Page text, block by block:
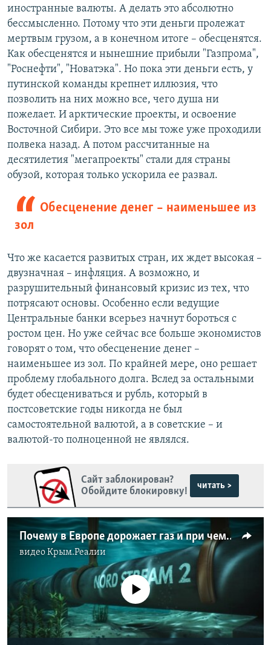
иностранные валюты. А делать это абсолютно
бессмысленно. Потому что эти деньги пролежат
мертвым грузом, а в конечном итоге – обесценятся.
Как обесценятся и нынешние прибыли "Газпрома",
"Роснефти", "Новатэка". Но пока эти деньги есть, у
путинской команды крепнет иллюзия, что
позволить на них можно все, чего душа ни
пожелает. И арктические проекты, и освоение
Восточной Сибири. Это все мы тоже уже проходили
полвека назад. А потом рассчитанные на
десятилетия "мегапроекты" стали для страны
обузой, которая только ускорила ее развал.
Обесценение денег – наименьшее из
зол
Что же касается развитых стран, их ждет высокая –
двузначная – инфляция. А возможно, и
разрушительный финансовый кризис из тех, что
потрясают основы. Особенно если ведущие
Центральные банки всерьез начнут бороться с
ростом цен. Но уже сейчас все больше экономистов
говорят о том, что обесценение денег –
наименьшее из зол. По крайней мере, оно решает
проблему глобального долга. Вслед за остальными
будет обесцениваться и рубль, который в
постсоветские годы никогда не был
самостоятельной валютой, а в советские – и
валютой-то полноценной не являлся.
Сайт заблокирован?
Обойдите блокировку!
читать >
Почему в Европе дорожает газ и при чем тут «Северный поток – 2» (видео)
видеоКрым.Реалии
No media source currently available